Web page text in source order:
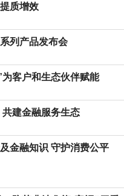
质增效
列产品发布会
客户和生态伙伴赋能
共建金融服务生态
金融知识 守护消费公平